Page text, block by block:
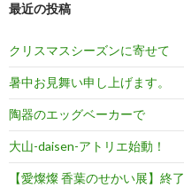
最近の投稿
クリスマスシーズンに寄せて
暑中お見舞い申し上げます。
陶器のエッグベーカーで
大山-daisen-アトリエ始動！
【愛燦燦 香葉のせかい展】終了